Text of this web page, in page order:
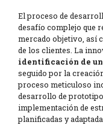
El proceso de
desafío complejo que
mercado objetivo, así
de los clientes. La
identificación de
seguido por la
proceso meticuloso
desarrollo de
implementación de
planificadas y